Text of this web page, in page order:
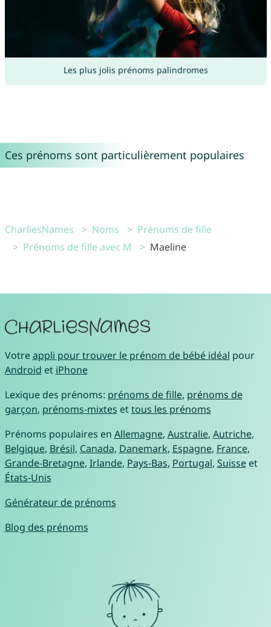
Les plus jolis prénoms palindromes
Ces prénoms sont particulièrement populaires
CharliesNames Noms
Prénoms de fille
Prénoms de fille avec M
Maeline
Votreappli pour trouver le prénom de bébé idéal pour
Android et iPhone
Lexique des prénoms: prénoms de fille, prénoms de
garçon, prénoms-mixtes ettous les prénoms
Prénoms populaires en Allemagne, Australie, Autriche,
Belgique, Brésil, Canada, Danemark, Espagne, France,
Grande-Bretagne, Irlande, Pays-Bas, Portugal, Suisseet
États-Unis
Générateur de prénoms
Blog des prénoms